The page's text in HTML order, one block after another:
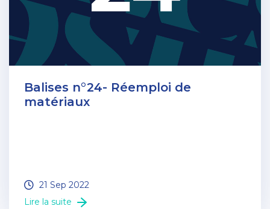
Balises n°24- Réemploi de
matériaux
21 Sep 2022
Lire la suite